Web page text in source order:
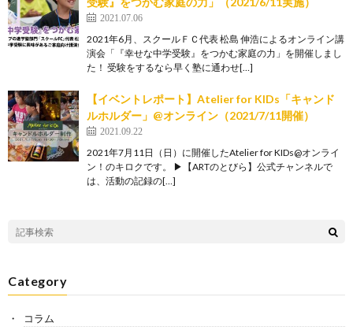
2021.07.06
2021年6月、スクールＦＣ代表 松島 伸浩によるオンライン講
演会「『幸せな中学受験』をつかむ家庭の力」を開催しまし
た！ 受験をするなら早く塾に通わせ[…]
【イベントレポート】Atelier for KIDs「キャンド
ルホルダー」@オンライン（2021/7/11開催）
2021.09.22
2021年7月11日（日）に開催したAtelier for KIDs@オンライ
ン！のキロクです。 ▶【ARTのとびら】公式チャンネルで
は、活動の記録の[…]
Category
コラム